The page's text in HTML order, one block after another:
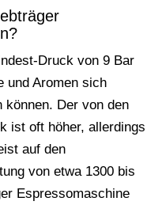
Druck von 9 Bar
und Aromen sich
können. Der von den
ist oft höher, allerdings
auf den
von etwa 1300 bis
Espressomaschine